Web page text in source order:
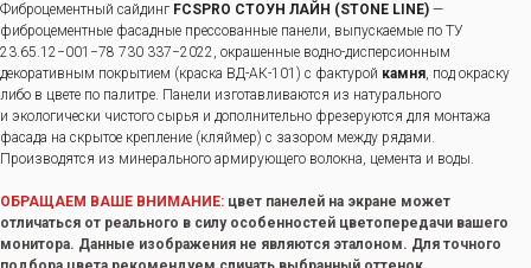
Фиброцементный сайдинг FCSPRO СТОУН ЛАЙН (STONE LINE) —
фиброцементные фасадные прессованные панели, выпускаемые по ТУ
23.65.12−001−78 730 337−2022, окрашенные водно-дисперсионным
декоративным покрытием (краска ВД-АК-101) с фактурой камня, под окраску
либо в цвете по палитре. Панели изготавливаются из натурального
и экологически чистого сырья и дополнительно фрезеруются для монтажа
фасада на скрытое крепление (кляймер) с зазором между рядами.
Производятся из минерального армирующего волокна, цемента и воды.
ОБРАЩАЕМ ВАШЕ ВНИМАНИЕ: цвет панелей на экране может
отличаться от реального в силу особенностей цветопередачи вашего
монитора. Данные изображения не являются эталоном. Для точного